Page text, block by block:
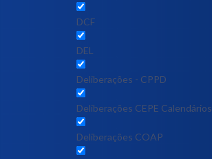
DCF
DEL
Deliberações - CPPD
Deliberações CEPE Calendários
Deliberações COAP